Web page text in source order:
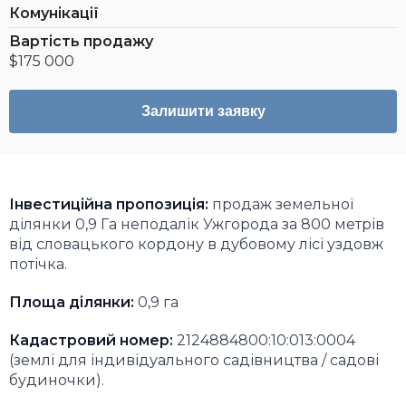
Комунікації
Вартість продажу
$175 000
Залишити заявку
Інвестиційна пропозиція: продаж земельної
ділянки 0,9 Га неподалік Ужгорода за 800 метрів
від словацького кордону в дубовому лісі уздовж
потічка.
Площа ділянки: 0,9 га
Кадастровий номер: 2124884800:10:013:0004
(землі для індивідуального садівництва / садові
будиночки).